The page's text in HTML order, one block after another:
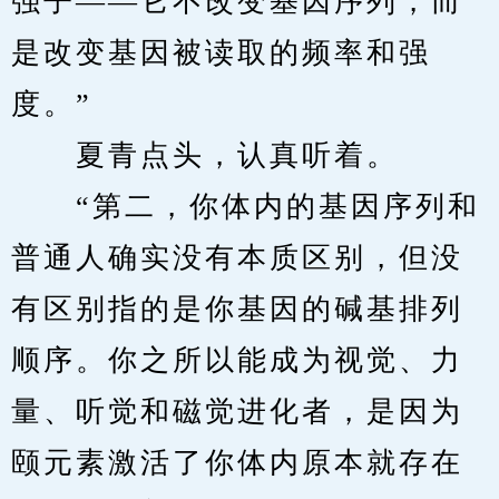
是改变基因被读取的频率和强
度。”
夏青点头，认真听着。
“第二，你体内的基因序列和
普通人确实没有本质区别，但没
有区别指的是你基因的碱基排列
顺序。你之所以能成为视觉、力
量、听觉和磁觉进化者，是因为
颐元素激活了你体内原本就存在